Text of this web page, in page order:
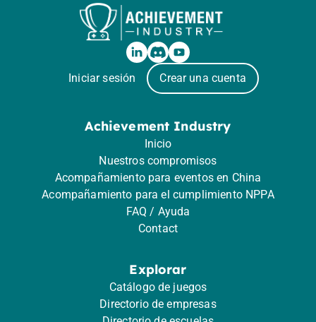
Iniciar sesión Crear una cuenta
Achievement Industry
Inicio
Nuestros compromisos
Acompañamiento para eventos en China
Acompañamiento para el cumplimiento NPPA
FAQ / Ayuda
Contact
Explorar
Catálogo de juegos
Directorio de empresas